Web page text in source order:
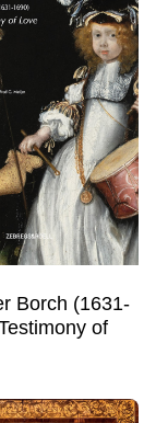
Borch (1631-
of